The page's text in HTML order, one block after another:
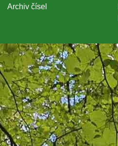
Archiv čísel